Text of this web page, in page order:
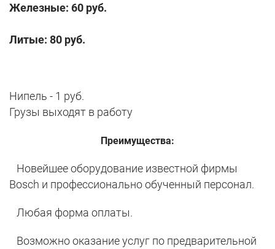
Железные: 60 руб.
Литые: 80 руб.
Нипель - 1 руб.
Грузы выходят в работу
Преимущества:
Новейшее оборудование известной фирмы
Bosch и профессионально обученный персонал.
Любая форма оплаты.
Возможно оказание услуг по предварительной